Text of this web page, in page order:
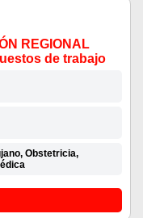
REGIONAL
de trabajo
Obstetricia,